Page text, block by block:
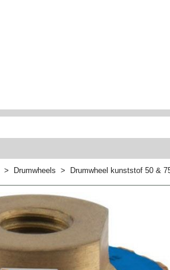
> Drumwheels > Drumwheel kunststof 50 &